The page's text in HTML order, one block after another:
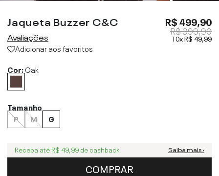
Jaqueta Buzzer C&C
Avaliações
Adicionar aos favoritos
R$ 499,90
R$ 999,90
10xR$ 49,99
Cor:Oak
Tamanho
P
M G
Receba até R$ 49,99 de cashback Saiba mais ›
COMPRAR